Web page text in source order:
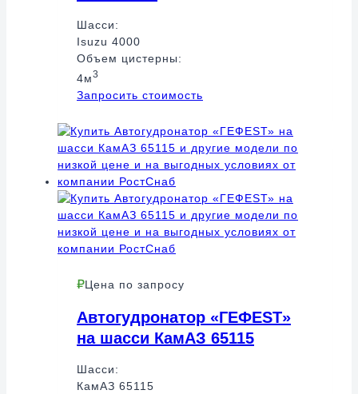
Шасси:
Isuzu 4000
Объем цистерны:
4м3
Запросить стоимость
Цена по запросу
Автогудронатор «ГЕФЕSТ»
на шасси КамАЗ 65115
Шасси:
КамАЗ 65115